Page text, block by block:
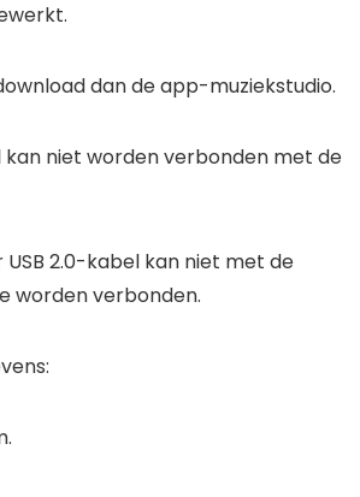
dan de app-muziekstudio.
kan niet worden verbonden met de
USB 2.0-kabel kan niet met de
worden verbonden.